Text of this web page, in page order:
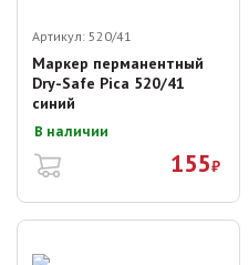
Артикул: 520/41
Маркер перманентный
Dry-Safe Pica 520/41
синий
В наличии
155₽